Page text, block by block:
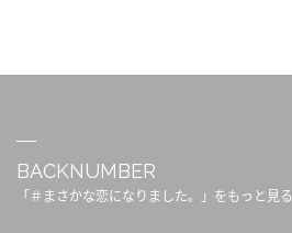
BACKNUMBER
「＃まさかな恋になりました。」をもっと見る